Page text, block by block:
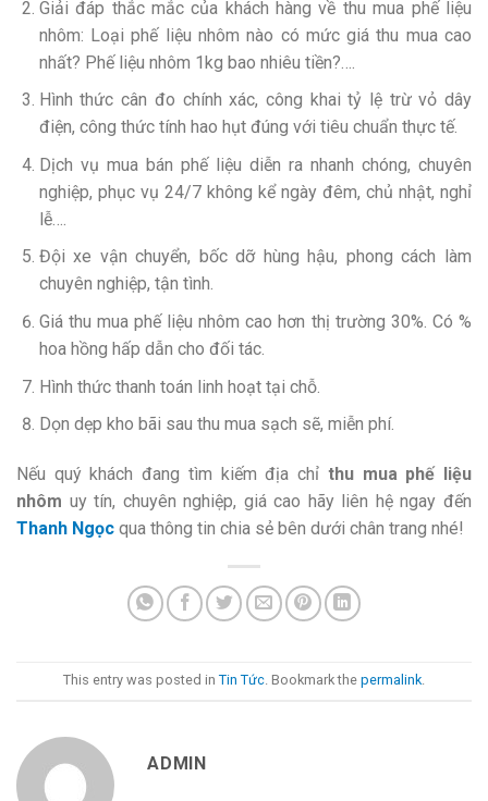
Giải đáp thắc mắc của khách hàng về thu mua phế liệu
nhôm: Loại phế liệu nhôm nào có mức giá thu mua cao
nhất? Phế liệu nhôm 1kg bao nhiêu tiền?….
Hình thức cân đo chính xác, công khai tỷ lệ trừ vỏ dây
điện, công thức tính hao hụt đúng với tiêu chuẩn thực tế.
Dịch vụ mua bán phế liệu diễn ra nhanh chóng, chuyên
nghiệp, phục vụ 24/7 không kể ngày đêm, chủ nhật, nghỉ
lễ….
Đội xe vận chuyển, bốc dỡ hùng hậu, phong cách làm
chuyên nghiệp, tận tình.
Giá thu mua phế liệu nhôm cao hơn thị trường 30%. Có %
hoa hồng hấp dẫn cho đối tác.
Hình thức thanh toán linh hoạt tại chỗ.
Dọn dẹp kho bãi sau thu mua sạch sẽ, miễn phí.
Nếu quý khách đang tìm kiếm địa chỉ thu mua phế liệu
nhôm uy tín, chuyên nghiệp, giá cao hãy liên hệ ngay đến
Thanh Ngọc qua thông tin chia sẻ bên dưới chân trang nhé!
This entry was posted in Tin Tức. Bookmark the permalink.
ADMIN